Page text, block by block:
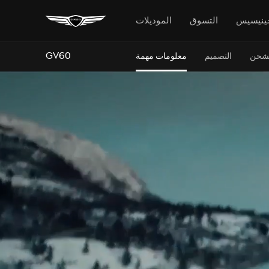
الموديلات التسوق
GV60 معلومات مهمة التصميم